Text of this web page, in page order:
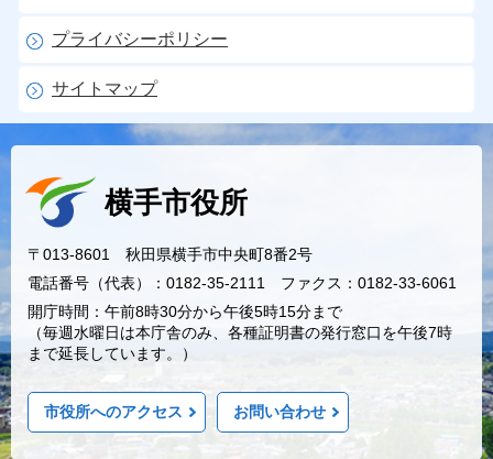
プライバシーポリシー
サイトマップ
横手市役所
〒013-8601 秋田県横手市中央町8番2号
電話番号（代表）：0182-35-2111 ファクス：0182-33-6061
開庁時間：午前8時30分から午後5時15分まで
（毎週水曜日は本庁舎のみ、各種証明書の発行窓口を午後7時
まで延長しています。）
市役所へのアクセス お問い合わせ